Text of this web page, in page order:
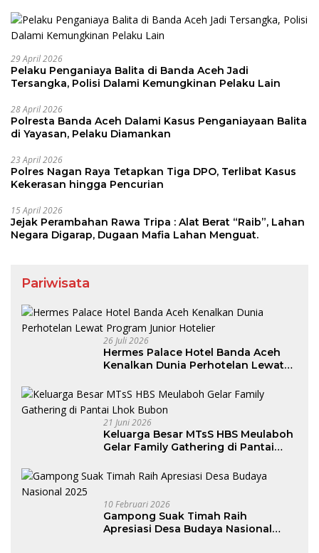
29 April 2026
Pelaku Penganiaya Balita di Banda Aceh Jadi
Tersangka, Polisi Dalami Kemungkinan Pelaku Lain
28 April 2026
Polresta Banda Aceh Dalami Kasus Penganiayaan Balita
di Yayasan, Pelaku Diamankan
23 April 2026
Polres Nagan Raya Tetapkan Tiga DPO, Terlibat Kasus
Kekerasan hingga Pencurian
15 April 2026
Jejak Perambahan Rawa Tripa : Alat Berat “Raib”, Lahan
Negara Digarap, Dugaan Mafia Lahan Menguat.
Pariwisata
26 Juli 2026
Hermes Palace Hotel Banda Aceh
Kenalkan Dunia Perhotelan Lewat
21 Juni 2026
Keluarga Besar MTsS HBS Meulaboh
Gelar Family Gathering di Pantai
10 Februari 2026
Gampong Suak Timah Raih
Apresiasi Desa Budaya Nasional